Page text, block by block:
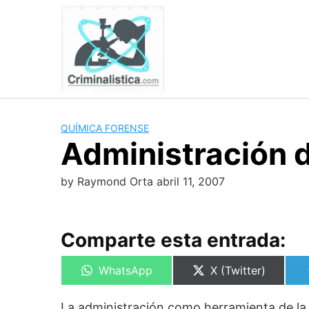
QUÍMICA FORENSE
Administración
by Raymond Orta abril 11, 2007
Comparte esta entrada:
Compartir
WhatsApp
Compartir
X (Twitter)